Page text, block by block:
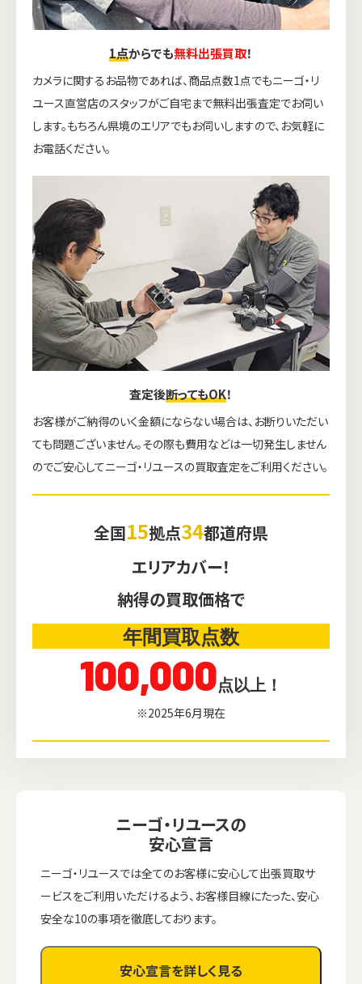
1点からでも無料出張買取！
カメラに関するお品物であれば、商品点数1点でもニーゴ・リ
ユース直営店のスタッフがご自宅まで無料出張査定でお伺い
します。もちろん県境のエリアでもお伺いしますので、お気軽に
お電話ください。
査定後断ってもOK！
お客様がご納得のいく金額にならない場合は、お断りいただい
ても問題ございません。その際も費用などは一切発生しません
のでご安心してニーゴ・リユースの買取査定をご利用ください。
全国15拠点34都道府県
エリアカバー！
納得の買取価格で
年間買取点数
100,000点以上！
※2025年6月現在
ニーゴ・リユースの
安心宣言
ニーゴ・リユースでは全てのお客様に安心して出張買取サ
ービスをご利用いただけるよう、お客様目線にたった、安心
安全な10の事項を徹底しております。
安心宣言を詳しく見る